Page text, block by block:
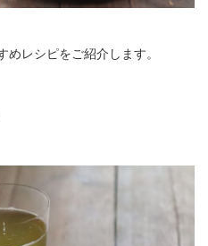
レシピをご紹介します。